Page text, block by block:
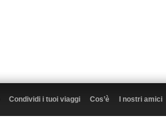
Condividi i tuoi viaggi Cos’è I nostri amici